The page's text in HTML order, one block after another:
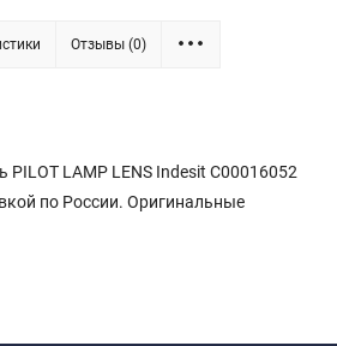
Отзывы (0)
LAMP LENS Indesit C00016052
по России. Оригинальные